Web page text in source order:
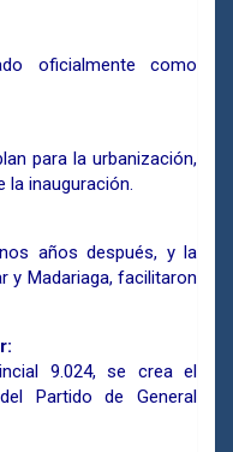
oficialmente como
para la urbanización,
la inauguración.
años después, y la
y Madariaga, facilitaron
9.024, se crea el
Partido de General